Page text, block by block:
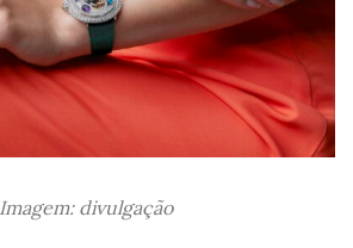
Imagem: divulgação